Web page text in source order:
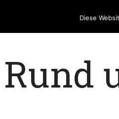
Rund
Diese